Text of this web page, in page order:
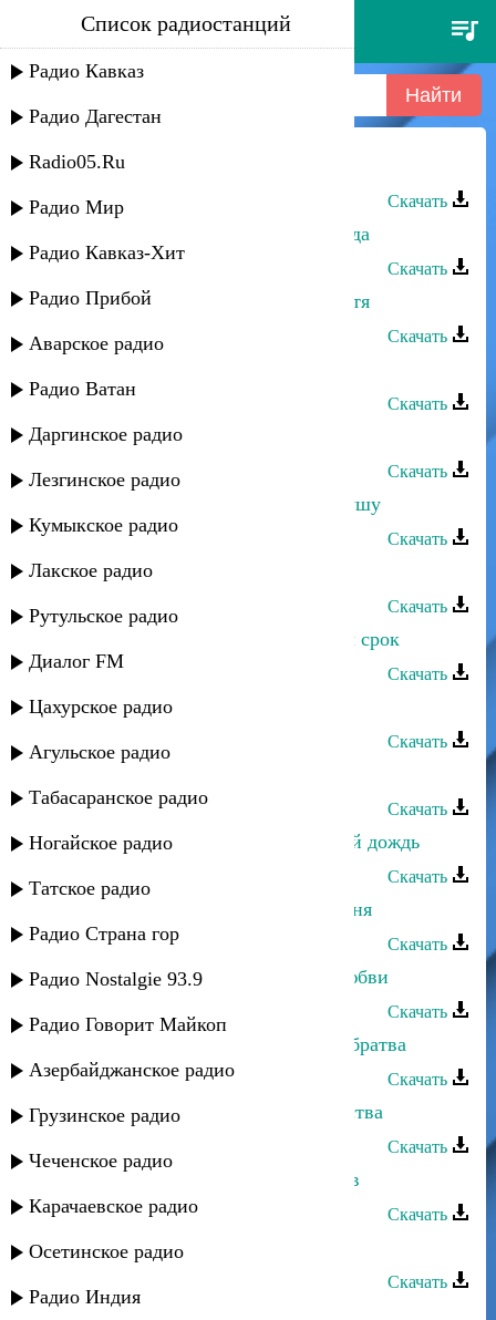
патимат кагирова - акушинка
Список радиостанций
Радио Кавказ
Радио Дагестан
Radio05.Ru
Радио Мир
Радио Кавказ-Хит
Радио Прибой
Аварское радио
Радио Ватан
Даргинское радио
Лезгинское радио
Кумыкское радио
Лакское радио
Рутульское радио
Диалог FM
Цахурское радио
Агульское радио
Табасаранское радио
Ногайское радио
Татское радио
Радио Страна гор
Радио Nostalgie 93.9
Радио Говорит Майкоп
Азербайджанское радио
Грузинское радио
Чеченское радио
Карачаевское радио
Осетинское радио
Радио Индия
Патимат Кагирова - Акушинка
Скачать
Патимат Кагирова - Небесная звезда
Скачать
Патимат Кагирова - Мое милое дитя
Скачать
Скачать
Патимат Кагирова - Шуточная
Скачать
Патимат Кагирова - Согрей мне душу
Скачать
Патимат Кагирова - Я не боюсь
Скачать
Патимат Кагирова - Ты распечатал срок
Скачать
Патимат Кагирова - Свет надежды
Скачать
Скачать
Патимат Кагирова - Словно летний дождь
Скачать
Патимат Кагирова - Звучи моя песня
Скачать
Патимат Кагирова - Мгновения любви
Скачать
Патимат Кагирова - Дагестанская братва
Скачать
Патимат Кагирова - Остались чувства
Скачать
Патимат Кагирова - Про даргинцев
Скачать
Патимат Раджабова - Акушинка
Скачать